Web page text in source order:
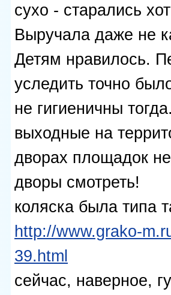
сухо - старались
Выручала даже не
Детям нравилось.
уследить точно
не гигиеничны
выходные на
дворах площадок
дворы смотреть!
коляска была типа
http://www.grako-
39.html
сейчас, наверное,